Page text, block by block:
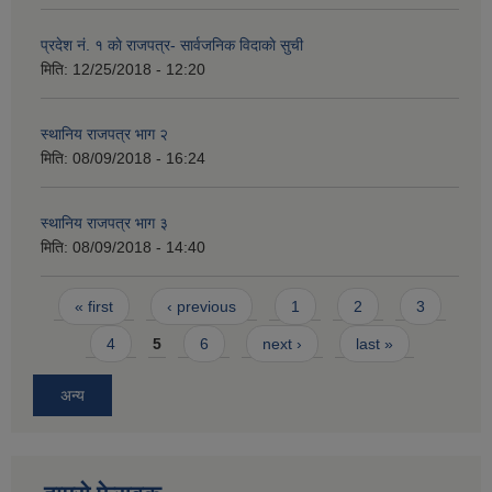
प्रदेश नं. १ काे राजपत्र- सार्वजनिक विदाकाे सुची
मिति: 12/25/2018 - 12:20
स्थानिय राजपत्र भाग २
मिति: 08/09/2018 - 16:24
स्थानिय राजपत्र भाग ३
मिति: 08/09/2018 - 14:40
Pages
« first ‹ previous 1 2 3
4 5 6 next › last »
अन्य